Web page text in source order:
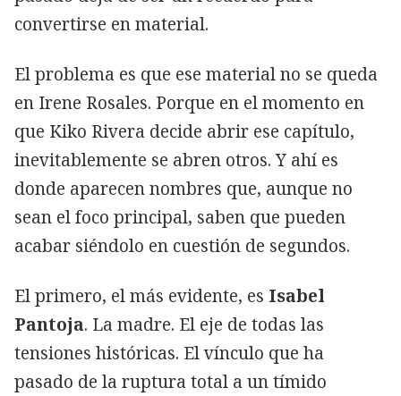
convertirse en material.
El problema es que ese material no se queda
en Irene Rosales. Porque en el momento en
que Kiko Rivera decide abrir ese capítulo,
inevitablemente se abren otros. Y ahí es
donde aparecen nombres que, aunque no
sean el foco principal, saben que pueden
acabar siéndolo en cuestión de segundos.
El primero, el más evidente, es Isabel
Pantoja. La madre. El eje de todas las
tensiones históricas. El vínculo que ha
pasado de la ruptura total a un tímido